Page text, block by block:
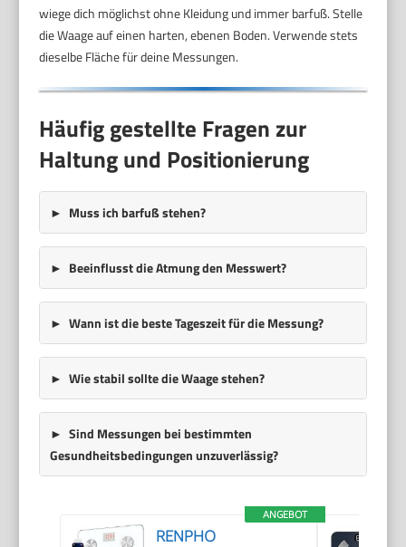
wiege dich möglichst ohne Kleidung und immer barfuß. Stelle
die Waage auf einen harten, ebenen Boden. Verwende stets
dieselbe Fläche für deine Messungen.
Häufig gestellte Fragen zur
Haltung und Positionierung
Muss ich barfuß stehen?
Beeinflusst die Atmung den Messwert?
Wann ist die beste Tageszeit für die Messung?
Wie stabil sollte die Waage stehen?
Sind Messungen bei bestimmten
Gesundheitsbedingungen unzuverlässig?
ANGEBOT
RENPHO